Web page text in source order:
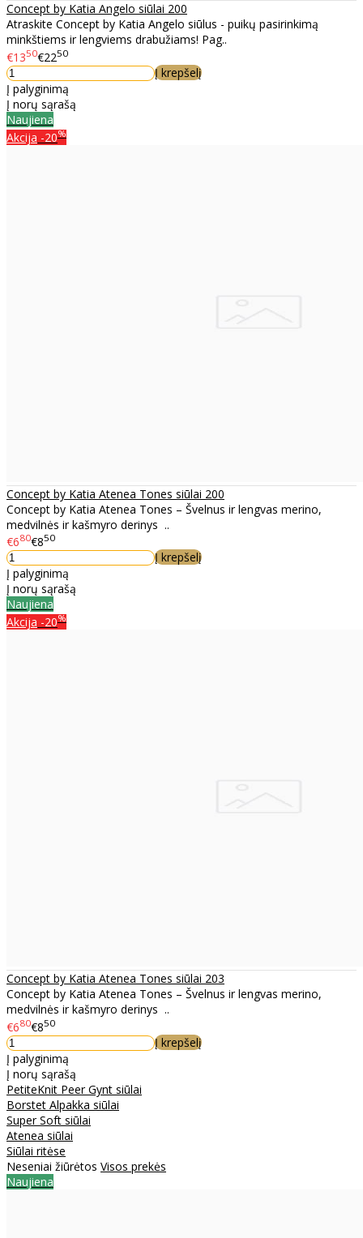
Concept by Katia Angelo siūlai 200
Atraskite Concept by Katia Angelo siūlus - puikų pasirinkimą
minkštiems ir lengviems drabužiams! Pag..
€1350€2250
Į krepšelį
Į palyginimą
Į norų sąrašą
Naujiena
Akcija -20%
Concept by Katia Atenea Tones siūlai 200
Concept by Katia Atenea Tones – Švelnus ir lengvas merino,
medvilnės ir kašmyro derinys ..
€680€850
Į krepšelį
Į palyginimą
Į norų sąrašą
Naujiena
Akcija -20%
Concept by Katia Atenea Tones siūlai 203
Concept by Katia Atenea Tones – Švelnus ir lengvas merino,
medvilnės ir kašmyro derinys ..
€680€850
Į krepšelį
Į palyginimą
Į norų sąrašą
PetiteKnit Peer Gynt siūlai
Borstet Alpakka siūlai
Super Soft siūlai
Atenea siūlai
Siūlai ritėse
Neseniai žiūrėtos Visos prekės
Naujiena